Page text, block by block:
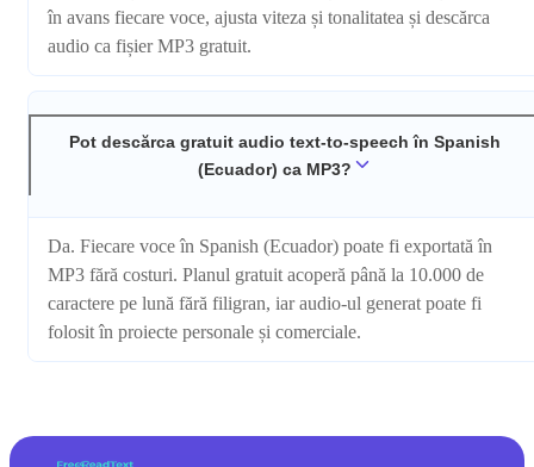
în avans fiecare voce, ajusta viteza și tonalitatea și descărca
audio ca fișier MP3 gratuit.
Pot descărca gratuit audio text-to-speech în Spanish
(Ecuador) ca MP3?
Da. Fiecare voce în Spanish (Ecuador) poate fi exportată în
MP3 fără costuri. Planul gratuit acoperă până la 10.000 de
caractere pe lună fără filigran, iar audio-ul generat poate fi
folosit în proiecte personale și comerciale.